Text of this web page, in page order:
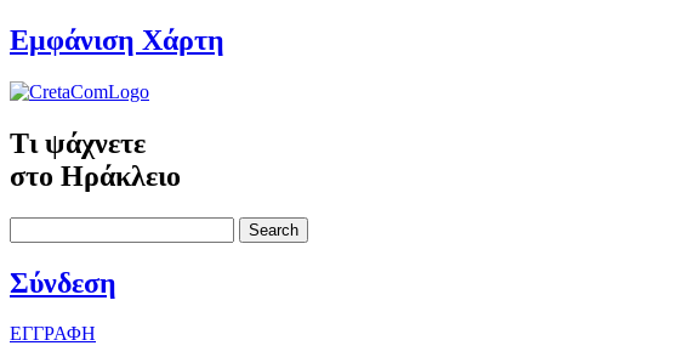
Εμφάνιση Χάρτη
Τι ψάχνετε
στο Ηράκλειο
Search
Σύνδεση
ΕΓΓΡΑΦΗ